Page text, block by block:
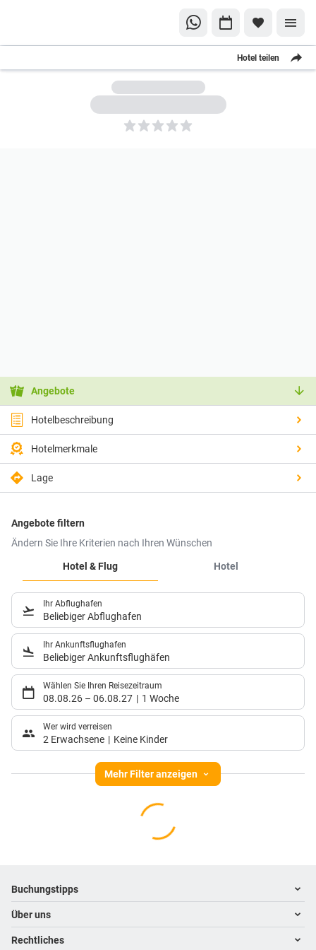
Hotel teilen
5
Angebote
Hotelbeschreibung
Hotelmerkmale
Lage
Angebote filtern
Ändern Sie Ihre Kriterien nach Ihren Wünschen
Hotel & Flug
Hotel
Ihr Abflughafen
Beliebiger Abflughafen
Ihr Ankunftsflughafen
Beliebiger Ankunftsflughäfen
Wählen Sie Ihren Reisezeitraum
08.08.26 – 06.08.27 1 Woche
Wer wird verreisen
2 Erwachsene Keine Kinder
Mehr Filter anzeigen
Footer navigation
Buchungstipps
Warum im Reisebüro buchen
Hoteltipps
Über uns
Kontakt
Rechtliches